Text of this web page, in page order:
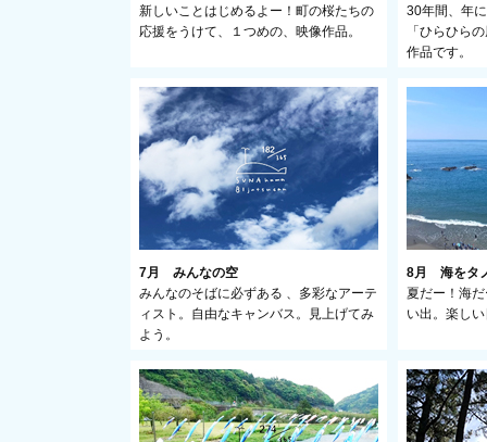
新しいことはじめるよー！町の桜たちの
応援をうけて、１つめの、映像作品。
30年間、年
「ひらひら
作品です。
7月 みんなの空
みんなのそばに必ずある 、多彩なアーテ
ィスト。自由なキャンバス。見上げてみ
よう。
8月 海をタ
夏だー！海
い出。楽しい